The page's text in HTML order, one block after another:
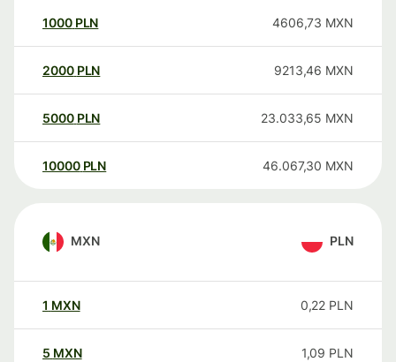
1000 PLN 4606,73 MXN
2000 PLN 9213,46 MXN
5000 PLN 23.033,65 MXN
10000 PLN 46.067,30 MXN
MXN PLN
1 MXN 0,22 PLN
5 MXN 1,09 PLN